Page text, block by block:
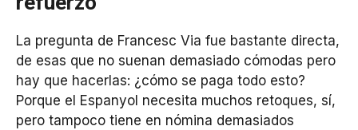
La pregunta de Francesc Via fue bastante directa,
de esas que no suenan demasiado cómodas pero
hay que hacerlas: ¿cómo se paga todo esto?
Porque el Espanyol necesita muchos retoques, sí,
pero tampoco tiene en nómina demasiados